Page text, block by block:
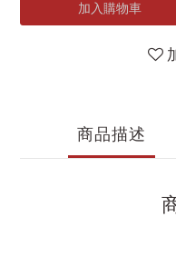
加入購物車
商品描述